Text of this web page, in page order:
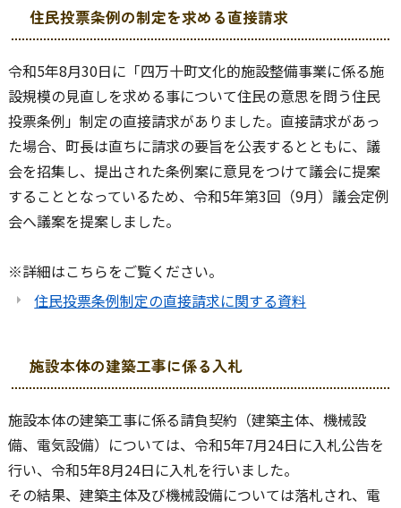
住民投票条例の制定を求める直接請求
令和5年8月30日に「四万十町文化的施設整備事業に係る施
設規模の見直しを求める事について住民の意思を問う住民
投票条例」制定の直接請求がありました。直接請求があっ
た場合、町長は直ちに請求の要旨を公表するとともに、議
会を招集し、提出された条例案に意見をつけて議会に提案
することとなっているため、令和5年第3回（9月）議会定例
会へ議案を提案しました。
※詳細はこちらをご覧ください。
住民投票条例制定の直接請求に関する資料
施設本体の建築工事に係る入札
施設本体の建築工事に係る請負契約（建築主体、機械設
備、電気設備）については、令和5年7月24日に入札公告を
行い、令和5年8月24日に入札を行いました。
その結果、建築主体及び機械設備については落札され、電